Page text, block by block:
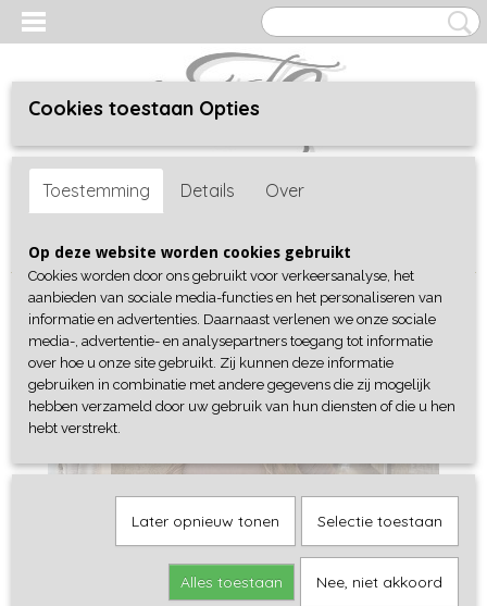
Inloggen Registreren
Home >Shop>Collectie>Broeken / jeans> Flairpants By Swan
Cookies toestaan Opties
Toestemming Details Over
Op deze website worden cookies gebruikt
Cookies worden door ons gebruikt voor verkeersanalyse, het
aanbieden van sociale media-functies en het personaliseren van
informatie en advertenties. Daarnaast verlenen we onze sociale
media-, advertentie- en analysepartners toegang tot informatie
over hoe u onze site gebruikt. Zij kunnen deze informatie
gebruiken in combinatie met andere gegevens die zij mogelijk
hebben verzameld door uw gebruik van hun diensten of die u hen
hebt verstrekt.
Later opnieuw tonen Selectie toestaan
Alles toestaan Nee, niet akkoord